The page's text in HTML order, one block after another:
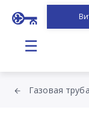
☰
Газовая